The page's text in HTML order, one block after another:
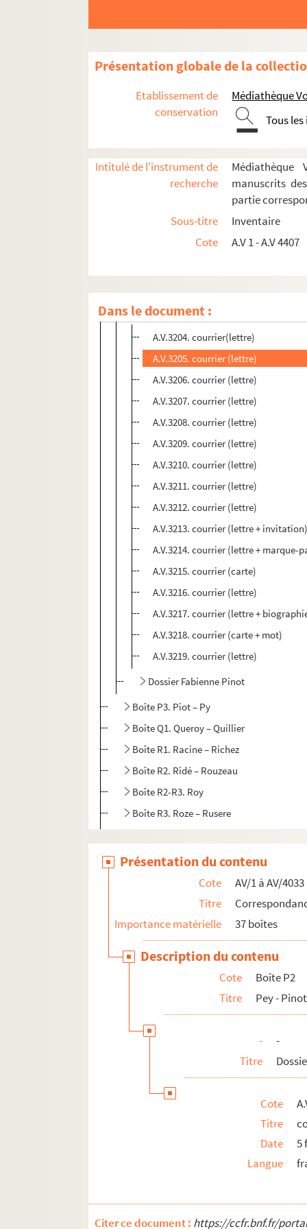
Présentation globale de la
Etablissement de
conservation
Médiathèque
Tous
Intitulé de l'instrument de
recherche
Médiathèque
manuscrits
partie
Sous-titre
Inventaire
Cote
A.V 1 - A.V 4407
Dans le document :
Boîte P2. Pey - Pinot
Dossier Serge Pey
Dossier Yves Peyré
Dossier Marie-Madeleine Peyronnet
Dossier Micheline Phankim-
Dossier Michel Piccoli
Dossier Philippe Picquier
Dossier Aline Piechours-Parcel
Dossier Charlotte Pierre
Dossier Pierson-Pruvost
Dossier Ernest Pignon-Ernest
Dossier Pierre-Alain Pingoud
A.V.3204. courrier(lettre)
A.V.3205. courrier (lettre)
A.V.3206. courrier (lettre)
A.V.3207. courrier (lettre)
A.V.3208. courrier (lettre)
A.V.3209. courrier (lettre)
A.V.3210. courrier (lettre)
A.V.3211. courrier (lettre)
A.V.3212. courrier (lettre)
A.V.3213. courrier (lettre +
A.V.3214. courrier (lettre + marque-
A.V.3215. courrier (carte)
A.V.3216. courrier (lettre)
A.V.3217. courrier (lettre +
A.V.3218. courrier (carte + mot)
A.V.3219. courrier (lettre)
Dossier Fabienne Pinot
Boîte P3. Piot – Py
Boîte Q1. Queroy – Quillier
Boîte R1. Racine – Richez
Boîte R2. Ridé – Rouzeau
Boîte R2-R3. Roy
Boîte R3. Roze – Rusere
Boîte S2. Seynes – Sylvestre
Boîte T1. Tadie - Tita
Boîte T2. Titus - Tyszblat
Boîte U1. Uvoas
Boîte V1. Valente – Vernet
Boîte V2-Z. Veyne - Zins
Présentation du contenu
Cote
AV/1 à AV/4033
Titre
Importance matérielle
37 boîtes
Description du contenu
Cote
Boîte P2
Titre
Pey - Pinot
-
-
Titre
Cote
Titre
Date
5
Langue
Citer ce document : https://ccfr.bnf.fr/